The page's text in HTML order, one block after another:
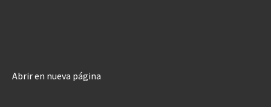
Abrir en nueva página